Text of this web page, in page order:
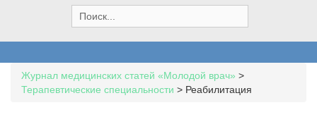
e
a
h
f
Журнал медицинских статей «Молодой врач» >
Терапевтические специальности > Реабилитация